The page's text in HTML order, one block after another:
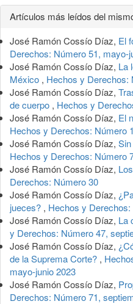
Detalles
del
artículo
Artículos más leídos del
José Ramón Cossío Díaz, El
Derechos: Número 51, mayo-
José Ramón Cossío Díaz, La
México , Hechos y Derechos:
José Ramón Cossío Díaz,
de cuerpo , Hechos y
José Ramón Cossío Díaz, El
Hechos y Derechos: Número
José Ramón Cossío Díaz,
Hechos y Derechos: Número
José Ramón Cossío Díaz,
Derechos: Número 30
José Ramón Cossío Díaz,
jueces? , Hechos y
José Ramón Cossío Díaz, La
y Derechos: Número 47,
José Ramón Cossío Díaz,
de la Suprema Corte? ,
mayo-junio 2023
José Ramón Cossío Díaz,
Derechos: Número 71,